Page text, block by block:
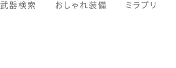
武器検索 おしゃれ装備 ミラプリ
男女別デザイン